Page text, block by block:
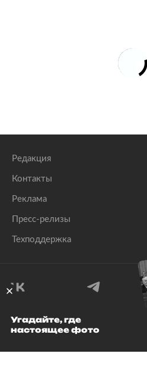
Редакция
Контакты
Реклама
Пресс-релизы
Техподдержка
© 1999–2026 Все
Угадайте, где
настоящее фото